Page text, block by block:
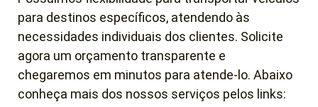
para destinos específicos, atendendo às
necessidades individuais dos clientes. Solicite
agora um orçamento transparente e
chegaremos em minutos para atende-lo. Abaixo
conheça mais dos nossos serviços pelos links: